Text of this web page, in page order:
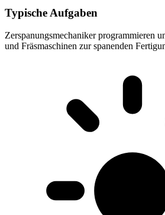
Typische Aufgaben
Zerspanungsmechaniker programmieren
und Fräsmaschinen zur spanenden